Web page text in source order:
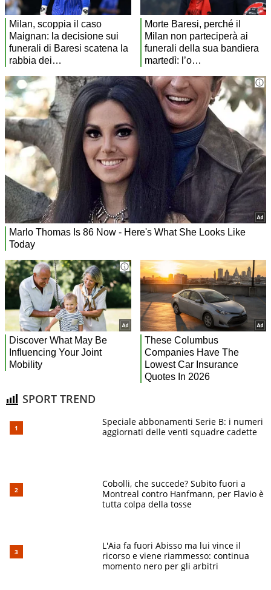
SPORT TREND
Speciale abbonamenti Serie B: i numeri
aggiornati delle venti squadre cadette
Cobolli, che succede? Subito fuori a
Montreal contro Hanfmann, per Flavio è
tutta colpa della tosse
L'Aia fa fuori Abisso ma lui vince il
ricorso e viene riammesso: continua
momento nero per gli arbitri